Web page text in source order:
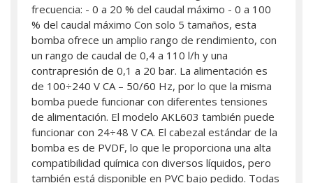
frecuencia: - 0 a 20 % del caudal máximo - 0 a 100
% del caudal máximo Con solo 5 tamaños, esta
bomba ofrece un amplio rango de rendimiento, con
un rango de caudal de 0,4 a 110 l/h y una
contrapresión de 0,1 a 20 bar. La alimentación es
de 100÷240 V CA – 50/60 Hz, por lo que la misma
bomba puede funcionar con diferentes tensiones
de alimentación. El modelo AKL603 también puede
funcionar con 24÷48 V CA. El cabezal estándar de la
bomba es de PVDF, lo que le proporciona una alta
compatibilidad química con diversos líquidos, pero
también está disponible en PVC bajo pedido. Todas